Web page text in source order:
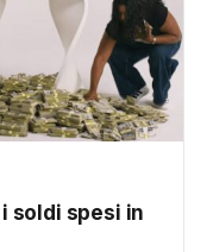
soldi spesi in